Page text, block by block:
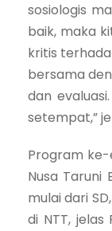
sosiologis
baik, maka
kritis
bersama
dan
setempat,”
Program ke-
Nusa Taruni
mulai dari
di NTT,